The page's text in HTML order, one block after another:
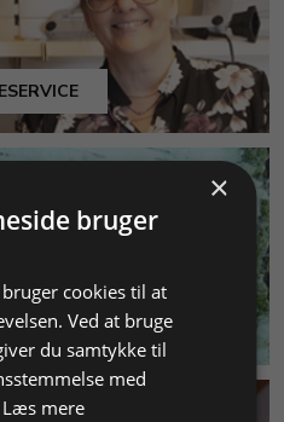
×
bruger
cookies til at
Ved at bruge
du samtykke til
med
Læs mere